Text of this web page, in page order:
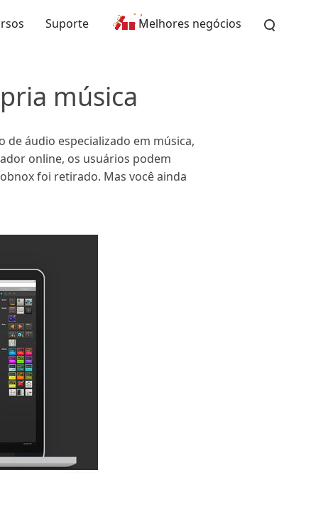
Suporte Melhores negócios
música
áudio especializado em música,
online, os usuários podem
foi retirado. Mas você ainda